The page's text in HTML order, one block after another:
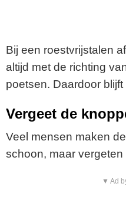
Bij een roestvrijstalen
altijd met de richting
poetsen. Daardoor
Vergeet de
Veel mensen maken
schoon, maar
▼ Ad